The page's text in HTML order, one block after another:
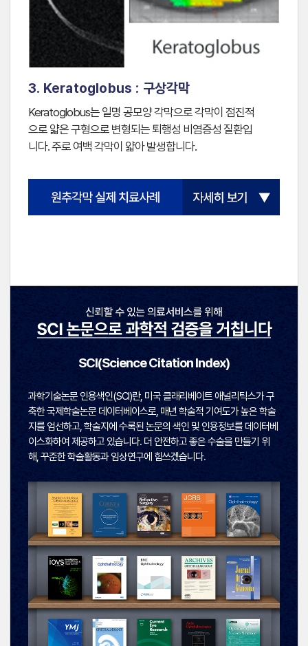
3. Keratoglobus : 구상각막
Keratoglobus는 일명 공모양 각막으로 각막이 점진적
으로 얇은 구형으로 변형되는 퇴행성 비염증성 질환입
니다. 주로 여백 각막이 얇아 발생합니다.
SCI(Science Citation Index)
과학기술논문 인용색인(SCI)란, 미국 클래리베이트 애널리틱스가 구
축한 국제학술논문 데이터베이스로, 매년 학술적 기여도가 높은 학술
지를 엄선하고, 학술지에 수록된 논문의 색인 및 인용정보를 데이터베
이스화하여 제공하고 있습니다. 더 안전하고 좋은 수술을 만들기 위
해, 꾸준한 학술활동과 임상연구에 힘쓰겠습니다.